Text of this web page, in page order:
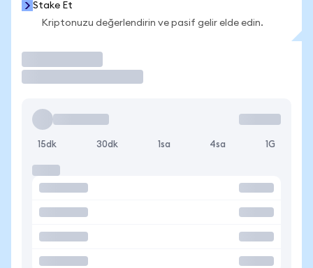
Stake Et
Kriptonuzu değerlendirin ve pasif gelir elde edin.
15dk 30dk 1sa 4sa 1G